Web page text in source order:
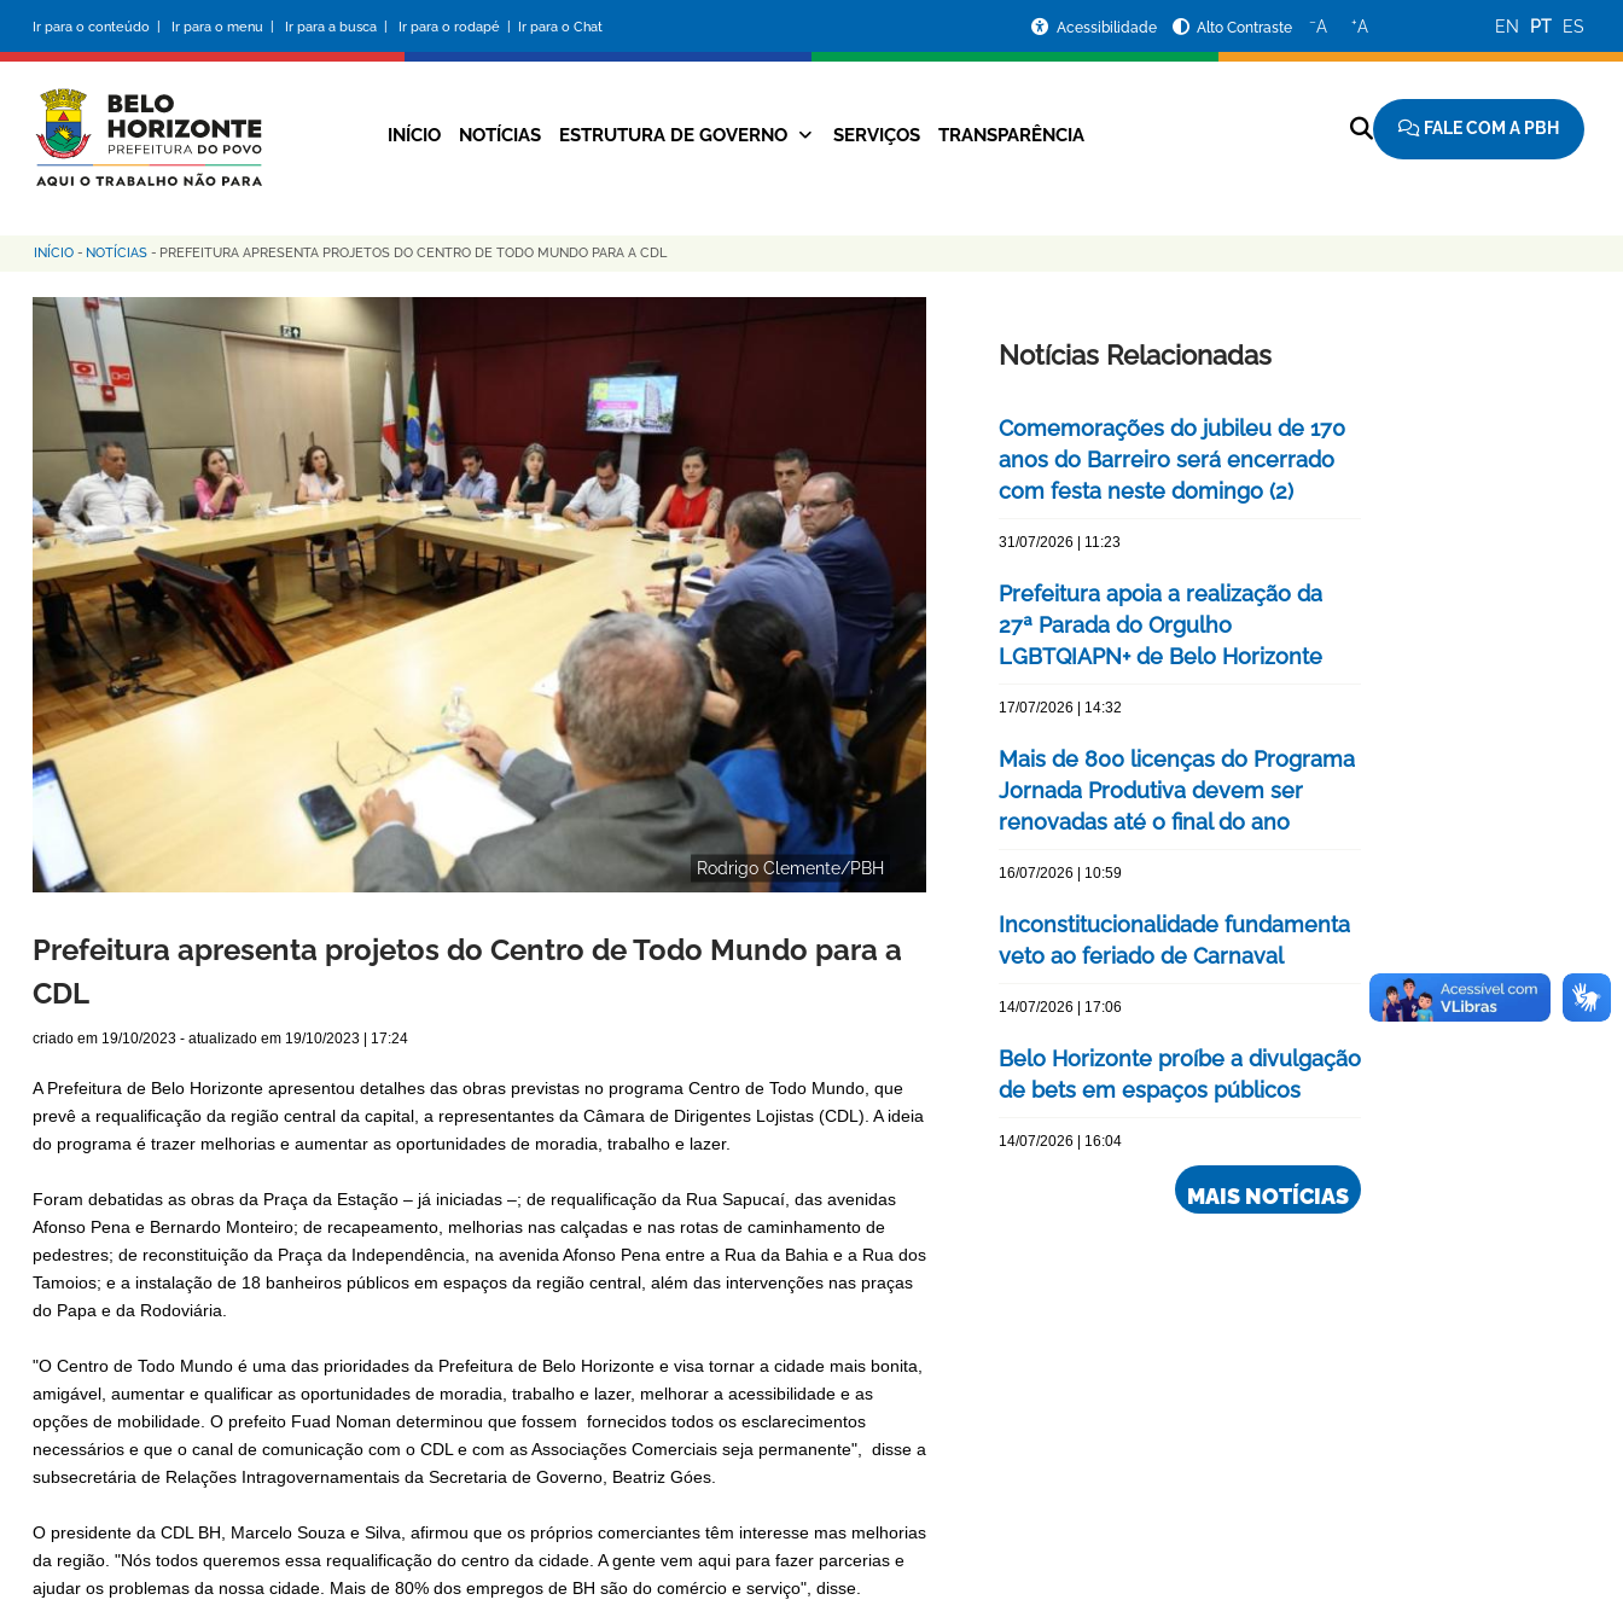
conteúdo
principal
Ir para o conteúdo | Ir para o menu | Ir para a busca | Ir para o rodapé | Ir para o Chat
da
Prefeitura
Acessibilidade Alto Contraste −A +A EN PT ES
Navegação
INÍCIO NOTÍCIAS ESTRUTURA DE GOVERNO SERVIÇOS TRANSPARÊNCIA FALE COM A PBH
Trilha
de
navegação
INÍCIO - NOTÍCIAS - PREFEITURA APRESENTA PROJETOS DO CENTRO DE TODO MUNDO PARA A CDL
Rodrigo Clemente/PBH
Prefeitura apresenta projetos do Centro de Todo Mundo para a
CDL
criado em 19/10/2023 - atualizado em 19/10/2023 | 17:24
A Prefeitura de Belo Horizonte apresentou detalhes das obras previstas no programa Centro de Todo Mundo, que
prevê a requalificação da região central da capital, a representantes da Câmara de Dirigentes Lojistas (CDL). A ideia
do programa é trazer melhorias e aumentar as oportunidades de moradia, trabalho e lazer.
Foram debatidas as obras da Praça da Estação – já iniciadas –; de requalificação da Rua Sapucaí, das avenidas
Afonso Pena e Bernardo Monteiro; de recapeamento, melhorias nas calçadas e nas rotas de caminhamento de
pedestres; de reconstituição da Praça da Independência, na avenida Afonso Pena entre a Rua da Bahia e a Rua dos
Tamoios; e a instalação de 18 banheiros públicos em espaços da região central, além das intervenções nas praças
do Papa e da Rodoviária.
"O Centro de Todo Mundo é uma das prioridades da Prefeitura de Belo Horizonte e visa tornar a cidade mais bonita,
amigável, aumentar e qualificar as oportunidades de moradia, trabalho e lazer, melhorar a acessibilidade e as
opções de mobilidade. O prefeito Fuad Noman determinou que fossem fornecidos todos os esclarecimentos
necessários e que o canal de comunicação com o CDL e com as Associações Comerciais seja permanente", disse a
subsecretária de Relações Intragovernamentais da Secretaria de Governo, Beatriz Góes.
O presidente da CDL BH, Marcelo Souza e Silva, afirmou que os próprios comerciantes têm interesse mas melhorias
da região. "Nós todos queremos essa requalificação do centro da cidade. A gente vem aqui para fazer parcerias e
ajudar os problemas da nossa cidade. Mais de 80% dos empregos de BH são do comércio e serviço", disse.
Notícias Relacionadas
Comemorações do jubileu de 170
anos do Barreiro será encerrado
com festa neste domingo (2)
31/07/2026 | 11:23
Prefeitura apoia a realização da
27ª Parada do Orgulho
LGBTQIAPN+ de Belo Horizonte
17/07/2026 | 14:32
Mais de 800 licenças do Programa
Jornada Produtiva devem ser
renovadas até o final do ano
16/07/2026 | 10:59
Inconstitucionalidade fundamenta
veto ao feriado de Carnaval
14/07/2026 | 17:06
Belo Horizonte proíbe a divulgação
de bets em espaços públicos
14/07/2026 | 16:04
MAIS NOTÍCIAS